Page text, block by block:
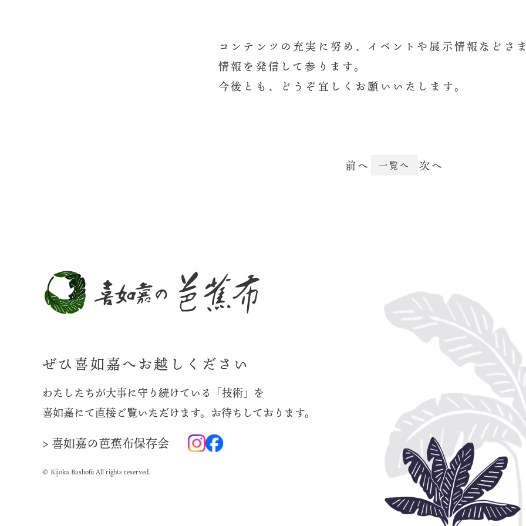
コンテンツの充実に努め、イベントや展示情報などさ
情報を発信して参ります。
今後とも、どうぞ宜しくお願いいたします。
前へ 一覧へ 次へ
ぜひ喜如嘉へお越しください
わたしたちが大事に守り続けている「技術」を
喜如嘉にて直接ご覧いただけます。お待ちしております。
> 喜如嘉の芭蕉布保存会
© Kijoka Bashofu All rights reserved.